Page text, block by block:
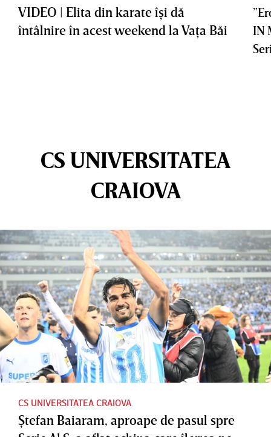
VIDEO | Elita din karate îşi dă
întâlnire în acest weekend la Vaţa Băi
IN
CS UNIVERSITATEA
CRAIOVA
CS UNIVERSITATEA CRAIOVA
Ştefan Baiaram, aproape de pasul spre